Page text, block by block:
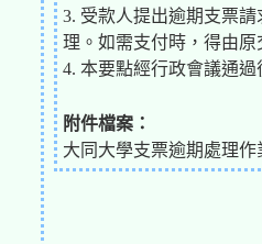
3. 受款人提出逾期支票
理。如需支付時，得由
4. 本要點經行政會議通
附件檔案：
大同大學支票逾期處理